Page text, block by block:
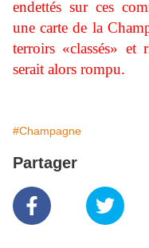
endettés sur ces
une carte de la
terroirs «classés» et
serait alors rompu.
#Champagne
Partager